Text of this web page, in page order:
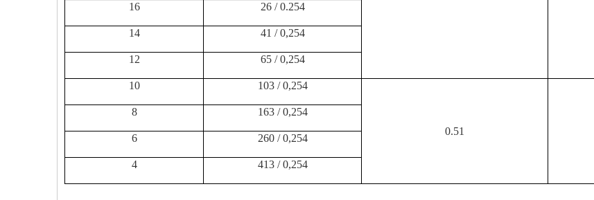
16
26 / 0.254
14
41 / 0,254
12
65 / 0,254
10
103 / 0,254
0.51
8
163 / 0,254
6
260 / 0,254
4
413 / 0,254